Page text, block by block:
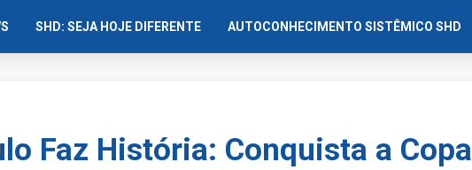
SHD: SEJA HOJE DIFERENTE AUTOCONHECIMENTO SISTÊMICO SHD
Faz História: Conquista a Copa